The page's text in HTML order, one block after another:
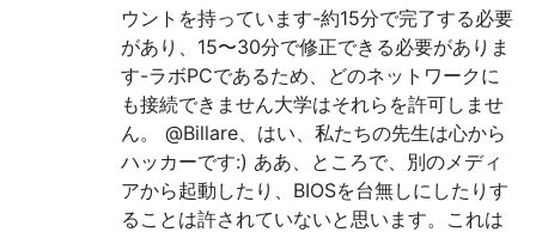
ウントを持っています-約15分で完了する必要
があり、15〜30分で修正できる必要がありま
す-ラボPCであるため、どのネットワークに
も接続できません大学はそれらを許可しませ
ん。 @Billare、はい、私たちの先生は心から
ハッカーです:) ああ、ところで、別のメディ
アから起動したり、BIOSを台無しにしたりす
ることは許されていないと思います。これは